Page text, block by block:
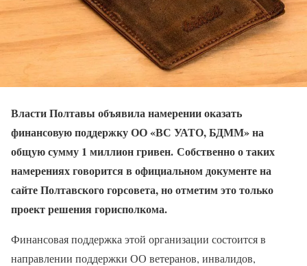
Власти Полтавы объявила намерении оказать
финансовую поддержку ОО «ВС УАТО, БДММ» на
общую сумму 1 миллион гривен. Собственно о таких
намерениях говорится в официальном документе на
сайте Полтавского горсовета, но отметим это только
проект решения горисполкома.
Финансовая поддержка этой организации состоится в
направлении поддержки ОО ветеранов, инвалидов,